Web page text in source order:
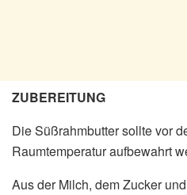
ZUBEREITUNG
Die Süßrahmbutter sollte vor
Raumtemperatur aufbewahrt
Aus der Milch, dem Zucker